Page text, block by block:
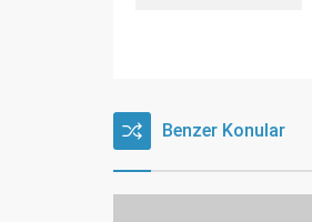
Benzer Konular